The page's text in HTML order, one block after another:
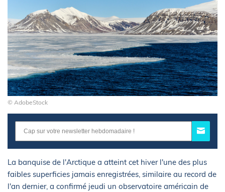
© AdobeStock
La banquise de l'Arctique a atteint cet hiver l'une des plus
faibles superficies jamais enregistrées, similaire au record de
l'an dernier, a confirmé jeudi un observatoire américain de